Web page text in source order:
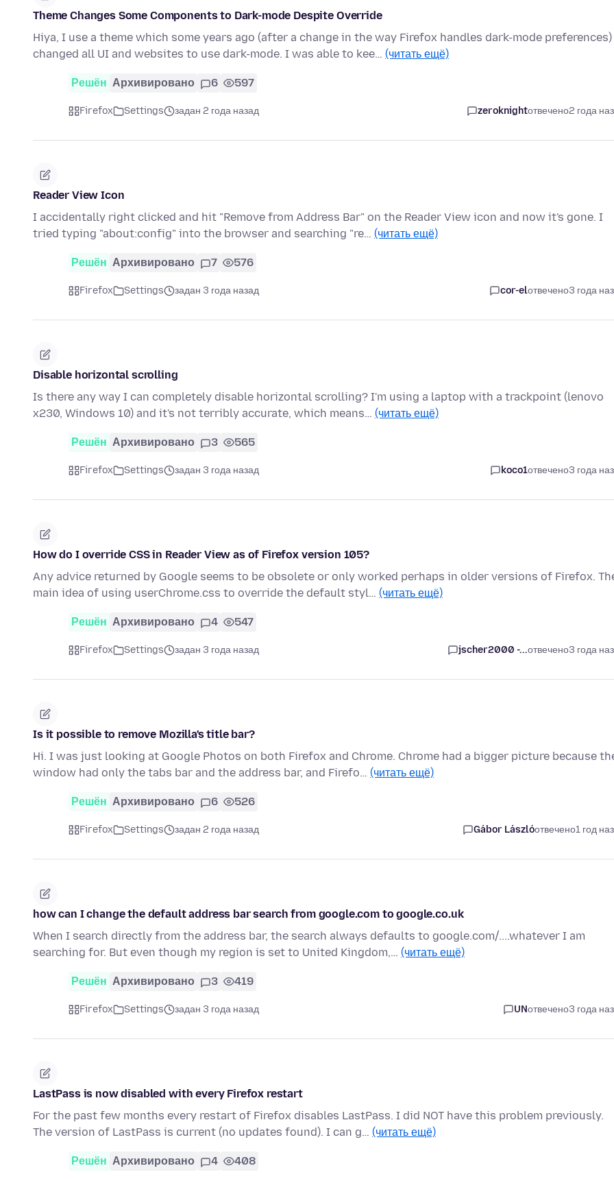
Theme Changes Some Components to Dark-mode Despite Override
Hiya, I use a theme which some years ago (after a change in the way Firefox handles dark-mode preferences)
changed all UI and websites to use dark-mode. I was able to kee… (читать ещё)
Решён Архивировано 6 597
Firefox Settings задан 2 года назад zeroknightотвечено2 года
Reader View Icon
I accidentally right clicked and hit "Remove from Address Bar" on the Reader View icon and now it's gone. I
tried typing "about:config" into the browser and searching "re… (читать ещё)
Решён Архивировано 7 576
Firefox Settings задан 3 года назад cor-elотвечено3 года
Disable horizontal scrolling
Is there any way I can completely disable horizontal scrolling? I'm using a laptop with a trackpoint (lenovo
x230, Windows 10) and it's not terribly accurate, which means… (читать ещё)
Решён Архивировано 3 565
Firefox Settings задан 3 года назад koco1отвечено3 года
How do I override CSS in Reader View as of Firefox version 105?
Any advice returned by Google seems to be obsolete or only worked perhaps in older versions of Firefox.
main idea of using userChrome.css to override the default styl… (читать ещё)
Решён Архивировано 4 547
Firefox Settings задан 3 года назад jscher2000 -...отвечено3 года
Is it possible to remove Mozilla's title bar?
Hi. I was just looking at Google Photos on both Firefox and Chrome. Chrome had a bigger picture because
window had only the tabs bar and the address bar, and Firefo… (читать ещё)
Решён Архивировано 6 526
Firefox Settings задан 2 года назад Gábor Lászlóотвечено1 год
how can I change the default address bar search from google.com to google.co.uk
When I search directly from the address bar, the search always defaults to google.com/....whatever I am
searching for. But even though my region is set to United Kingdom,… (читать ещё)
Решён Архивировано 3 419
Firefox Settings задан 3 года назад UNотвечено3 года
LastPass is now disabled with every Firefox restart
For the past few months every restart of Firefox disables LastPass. I did NOT have this problem previously.
The version of LastPass is current (no updates found). I can g… (читать ещё)
Решён Архивировано 4 408